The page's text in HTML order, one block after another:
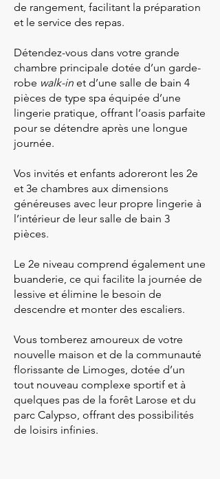
de rangement, facilitant la préparation
et le service des repas.
Détendez-vous dans votre grande
chambre principale dotée d’un garde-
robe walk-in et d’une salle de bain 4
pièces de type spa équipée d’une
lingerie pratique, offrant l’oasis parfaite
pour se détendre après une longue
journée.
Vos invités et enfants adoreront les 2e
et 3e chambres aux dimensions
généreuses avec leur propre lingerie à
l’intérieur de leur salle de bain 3
pièces.
Le 2e niveau comprend également une
buanderie, ce qui facilite la journée de
lessive et élimine le besoin de
descendre et monter des escaliers.
Vous tomberez amoureux de votre
nouvelle maison et de la communauté
florissante de Limoges, dotée d’un
tout nouveau complexe sportif et à
quelques pas de la forêt Larose et du
parc Calypso, offrant des possibilités
de loisirs infinies.